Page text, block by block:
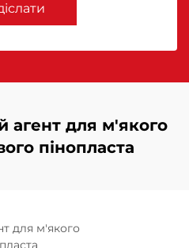
агент для м'якого
пінопласта
для м'якого